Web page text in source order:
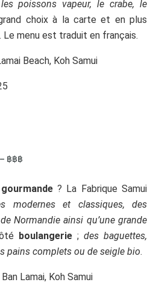
poissons vapeur, le crabe, le
choix à la carte et en plus
menu est traduit en français.
Beach, Koh Samui
฿฿฿
? La Fabrique Samui
modernes et classiques, des
Normandie ainsi qu’une grande
boulangerie ; des baguettes,
pains complets ou de seigle bio.
Lamai, Koh Samui